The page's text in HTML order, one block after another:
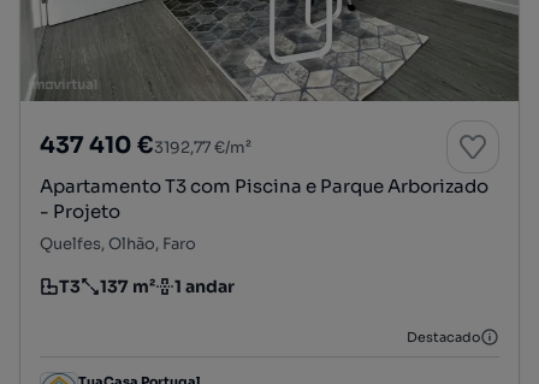
437 410 €3192,77 €/m²
Apartamento T3 com Piscina e Parque Arborizado
- Projeto
Quelfes, Olhão, Faro
Tipologia
T3
Preço por metro quadrado
137 m²
Andar 1 andar
Destacado